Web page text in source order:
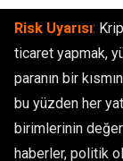
Risk Uyarısı:
ticaret yapmak,
paranın bir
bu yüzden her
birimlerinin
haberler, politik